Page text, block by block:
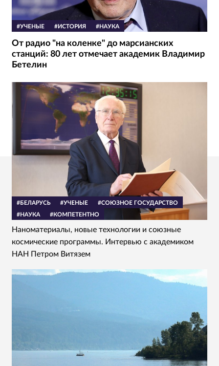
#УЧЕНЫЕ #ИСТОРИЯ #НАУКА
От радио "на коленке" до марсианских
станций: 80 лет отмечает академик Владимир
Бетелин
#БЕЛАРУСЬ #УЧЕНЫЕ
#СОЮЗНОЕ ГОСУДАРСТВО
#НАУКА
#КОМПЕТЕНТНО
Наноматериалы, новые технологии и союзные
космические программы. Интервью с академиком
НАН Петром Витязем